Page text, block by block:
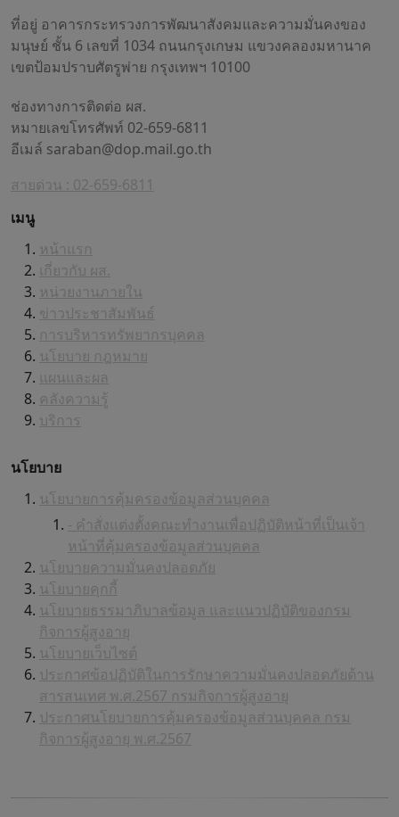
ที่อยู่ อาคารกระทรวงการพัฒนาสังคมและความมั่นคงของ
มนุษย์ ชั้น 6 เลขที่ 1034 ถนนกรุงเกษม แขวงคลองมหานาค
เขตป้อมปราบศัตรูพ่าย กรุงเทพฯ 10100
ช่องทางการติดต่อ ผส.
หมายเลขโทรศัพท์ 02-659-6811
อีเมล์ saraban@dop.mail.go.th
สายด่วน : 02-659-6811
เมนู
หน้าแรก
เกี่ยวกับ ผส.
หน่วยงานภายใน
ข่าวประชาสัมพันธ์
การบริหารทรัพยากรบุคคล
นโยบาย กฎหมาย
แผนและผล
คลังความรู้
บริการ
นโยบาย
นโยบายการคุ้มครองข้อมูลส่วนบุคคล
- คำสั่งแต่งตั้งคณะทำงานเพื่อปฏิบัติหน้าที่เป็นเจ้า
หน้าที่คุ้มครองข้อมูลส่วนบุคคล
นโยบายความมั่นคงปลอดภัย
นโยบายคุกกี้
นโยบายธรรมาภิบาลข้อมูล และแนวปฏิบัติของกรม
กิจการผู้สูงอายุ
นโยบายเว็บไซต์
ประกาศข้อปฏิบัติในการรักษาความมั่นคงปลอดภัยด้าน
สารสนเทศ พ.ศ.2567 กรมกิจการผู้สูงอายุ
ประกาศนโยบายการคุ้มครองข้อมูลส่วนบุคคล กรม
กิจการผู้สูงอายุ พ.ศ.2567